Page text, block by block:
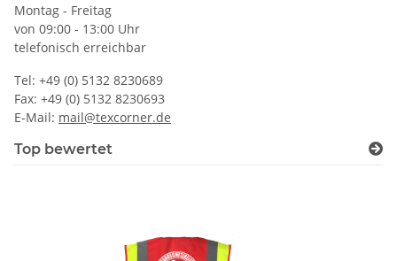
Montag - Freitag
von 09:00 - 13:00 Uhr
telefonisch erreichbar
Tel: +49 (0) 5132 8230689
Fax: +49 (0) 5132 8230693
E-Mail: mail@texcorner.de
Top bewertet